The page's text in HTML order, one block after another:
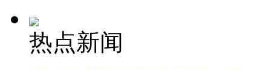
热点新闻